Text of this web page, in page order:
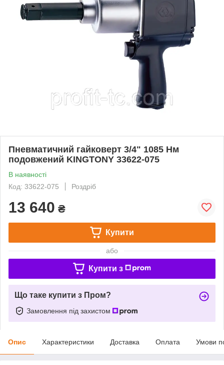
Пневматичний гайковерт 3/4" 1085 Нм
подовжений KINGTONY 33622-075
В наявності
Код: 33622-075
Роздріб
13 640 ₴
Купити
або
Купити з
Що таке купити з Пром?
Замовлення під захистом
Опис Характеристики Доставка Оплата Умови